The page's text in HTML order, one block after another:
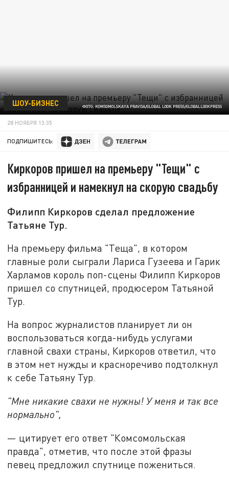
ФОТО: KOMSOMOLSKAYA PRAVDA/GLOBAL LOOK PRESS/GLOBALLOOKPRESS
ШОУ-БИЗНЕС
28 НОЯБРЯ 13:35
ПОДПИШИТЕСЬ:
Киркоров пришел на премьеру "Тещи" с
избранницей и намекнул на скорую свадьбу
Филипп Киркоров сделал предложение
Татьяне Тур.
На премьеру фильма "Теща", в котором
главные роли сыграли Лариса Гузеева и Гарик
Харламов король поп-сцены Филипп Киркоров
пришел со спутницей, продюсером Татьяной
Тур.
На вопрос журналистов планирует ли он
воспользоваться когда-нибудь услугами
главной свахи страны, Киркоров ответил, что
в этом нет нужды и красноречиво подтолкнул
к себе Татьяну Тур.
"Мне никакие свахи не нужны! У меня и так все
нормально",
— цитирует его ответ "Комсомольская
правда", отметив, что после этой фразы
певец предложил спутнице пожениться.